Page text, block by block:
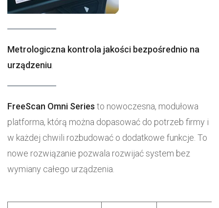
Metrologiczna kontrola jakości bezpośrednio na
urządzeniu
FreeScan Omni Series to nowoczesna, modułowa
platforma, którą można dopasować do potrzeb firmy i
w każdej chwili rozbudować o dodatkowe funkcje. To
nowe rozwiązanie pozwala rozwijać system bez
wymiany całego urządzenia.